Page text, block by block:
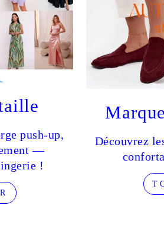
FacebookPinterest
push-up,
—
!
Découvrez